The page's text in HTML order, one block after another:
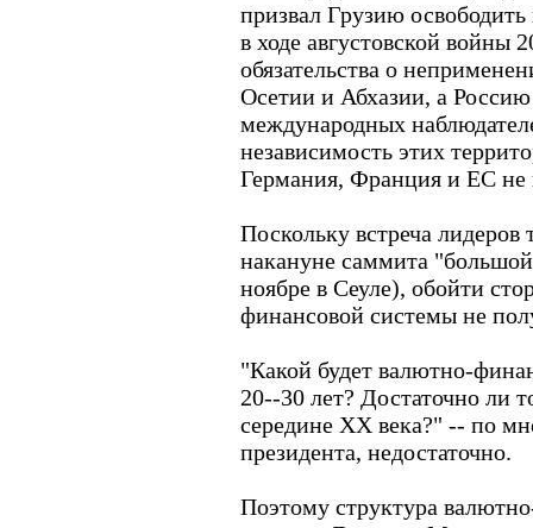
призвал Грузию
в ходе августовской войны
обязательства о
Осетии и Абхазии, а Россию
международных
независимость этих
Германия, Франция и ЕС не
Поскольку встреча лидеров
накануне саммита
ноябре в Сеуле), обойти
финансовой системы не
"Какой будет валютно-
20--30 лет? Достаточно ли
середине ХХ века?" -- по
президента, недостаточно.
Поэтому структура